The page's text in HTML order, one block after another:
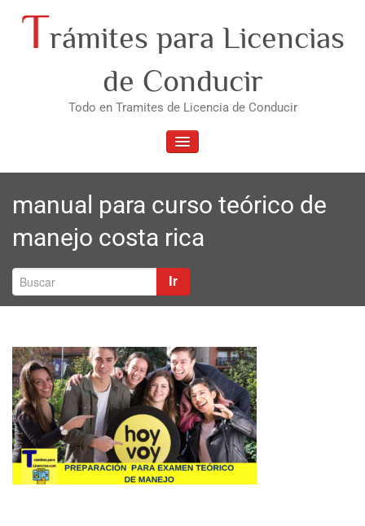
contenido
Trámites para Licencias
de Conducir
Todo en Tramites de Licencia de Conducir
ALTERNAR
manual para curso teórico de
manejo costa rica
Ir